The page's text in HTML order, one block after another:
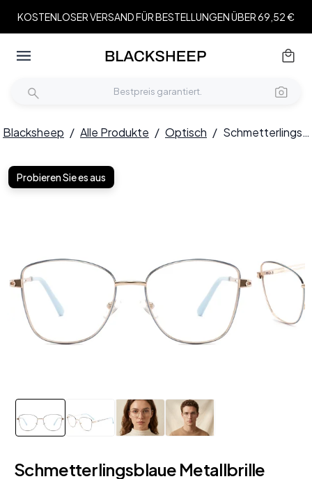
KOSTENLOSER VERSAND FÜR BESTELLUNGEN ÜBER 69,52 €
Blacksheep / Alle Produkte / Optisch / Schmetterlingsblaue Metallbrille #BS2425-0485
Probieren Sie es aus
Schmetterlingsblaue Metallbrille